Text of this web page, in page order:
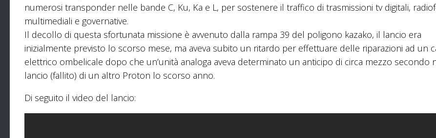
numerosi transponder nelle bande C, Ku, Ka e L, per sostenere il traffico di trasmissioni tv digitali,
multimediali e governative.
Il decollo di questa sfortunata missione è avvenuto dalla rampa 39 del poligono kazako, il lancio era
inizialmente previsto lo scorso mese, ma aveva subito un ritardo per effettuare delle riparazioni ad un
elettrico ombelicale dopo che un’unità analoga aveva determinato un anticipo di circa mezzo secondo
lancio (fallito) di un altro Proton lo scorso anno.
Di seguito il video del lancio: